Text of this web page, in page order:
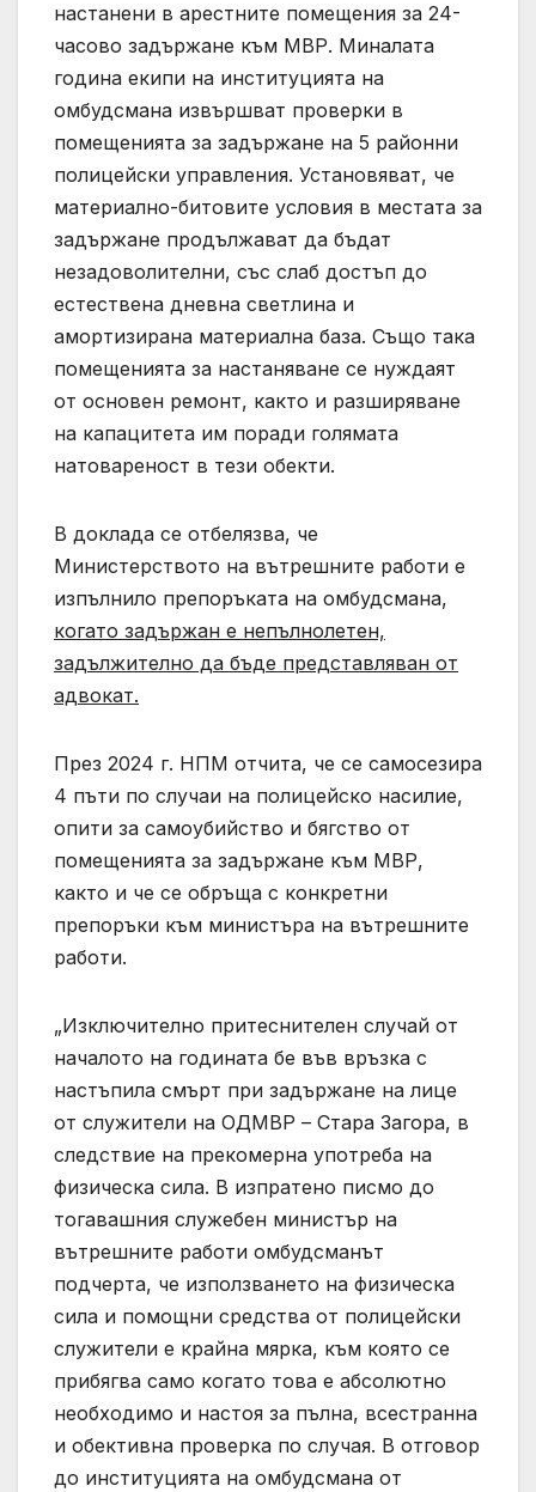
настанени в арестните помещения за 24-
часово задържане към МВР. Миналата
година екипи на институцията на
омбудсмана извършват проверки в
помещенията за задържане на 5 районни
полицейски управления. Установяват, че
материално-битовите условия в местата за
задържане продължават да бъдат
незадоволителни, със слаб достъп до
естествена дневна светлина и
амортизирана материална база. Също така
помещенията за настаняване се нуждаят
от основен ремонт, както и разширяване
на капацитета им поради голямата
натовареност в тези обекти.
В доклада се отбелязва, че
Министерството на вътрешните работи е
изпълнило препоръката на омбудсмана,
когато задържан е непълнолетен,
задължително да бъде представляван от
адвокат.
През 2024 г. НПМ отчита, че се самосезира
4 пъти по случаи на полицейско насилие,
опити за самоубийство и бягство от
помещенията за задържане към МВР,
както и че се обръща с конкретни
препоръки към министъра на вътрешните
работи.
„Изключително притеснителен случай от
началото на годината бе във връзка с
настъпила смърт при задържане на лице
от служители на ОДМВР – Стара Загора, в
следствие на прекомерна употреба на
физическа сила. В изпратено писмо до
тогавашния служебен министър на
вътрешните работи омбудсманът
подчерта, че използването на физическа
сила и помощни средства от полицейски
служители е крайна мярка, към която се
прибягва само когато това е абсолютно
необходимо и настоя за пълна, всестранна
и обективна проверка по случая. В отговор
до институцията на омбудсмана от